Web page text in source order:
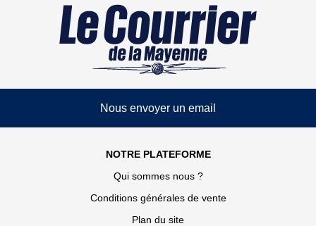
Nous envoyer un email
NOTRE PLATEFORME
Qui sommes nous ?
Conditions générales de vente
Plan du site